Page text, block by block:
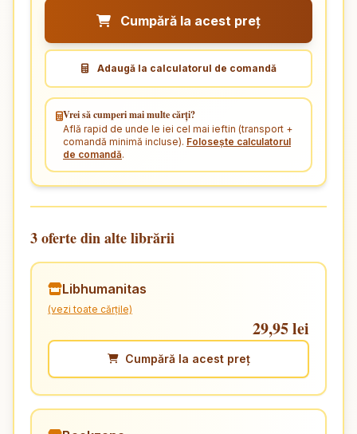
Cumpără la acest preț
Adaugă la calculatorul de comandă
Vrei să cumperi mai multe cărți?
Află rapid de unde le iei cel mai ieftin (transport +
comandă minimă incluse). Folosește calculatorul
de comandă.
3 oferte din alte librării
Libhumanitas
(vezi toate cărțile)
29,95 lei
Cumpără la acest preț